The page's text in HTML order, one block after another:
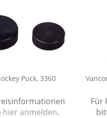
Puck, 3360
hier anmelden.
Für